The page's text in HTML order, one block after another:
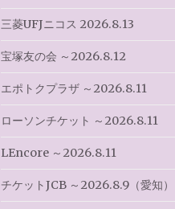
三菱UFJニコス 2026.8.13
宝塚友の会 ～2026.8.12
エポトクプラザ ～2026.8.11
ローソンチケット ～2026.8.11
LEncore ～2026.8.11
チケットJCB ～2026.8.9（愛知）